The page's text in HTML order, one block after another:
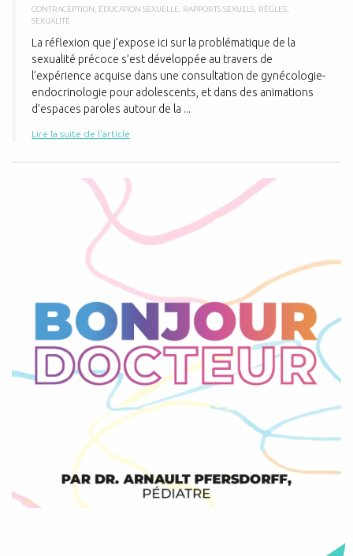
CONTRACEPTION ÉDUCATION SEXUELLE RAPPORTS SEXUELS RÈGLES
SEXUALITÉ
La réflexion que j’expose ici sur la problématique de la
sexualité précoce s’est développée au travers de
l’expérience acquise dans une consultation de gynécologie-
endocrinologie pour adolescents, et dans des animations
d’espaces paroles autour de la ...
Lire la suite de l'article